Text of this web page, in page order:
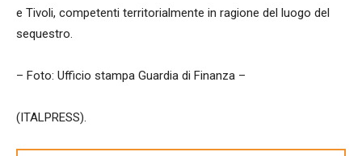
e Tivoli, competenti territorialmente in ragione del luogo del
sequestro.
– Foto: Ufficio stampa Guardia di Finanza –
(ITALPRESS).